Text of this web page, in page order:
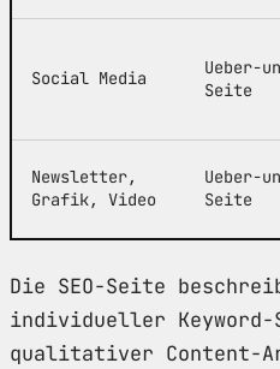
Social Media
Ueber-
Seite
Newsletter,
Grafik, Video
Ueber-
Seite
Die SEO-Seite
individueller
qualitativer Content-